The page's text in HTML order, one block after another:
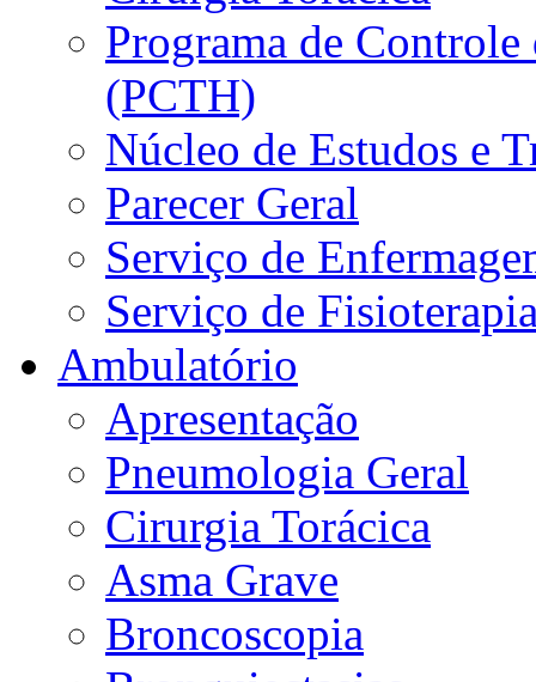
Programa de
(PCTH)
Núcleo de Estudos e
Parecer Geral
Serviço de
Serviço de
Ambulatório
Apresentação
Pneumologia Geral
Cirurgia Torácica
Asma Grave
Broncoscopia